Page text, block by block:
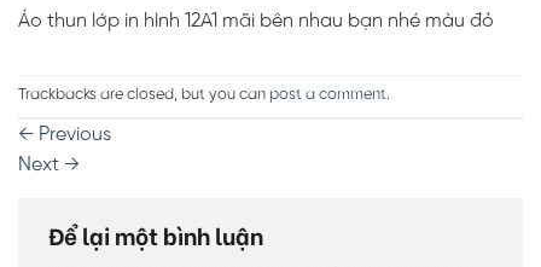
Áo thun lớp in hình 12A1 mãi bên nhau bạn nhé màu đỏ
Trackbacks are closed, but you can post a comment.
← Previous
Next →
Để lại một bình luận